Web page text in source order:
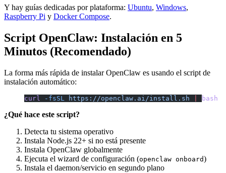
Y hay guías dedicadas por plataforma: Ubuntu, Windows,
Raspberry Pi y Docker Compose.
Script OpenClaw: Instalación en 5
Minutos (Recomendado)
La forma más rápida de instalar OpenClaw es usando el script de
instalación automático:
curl -fsSL https://openclaw.ai/install.sh bash
¿Qué hace este script?
Detecta tu sistema operativo
Instala Node.js 22+ si no está presente
Instala OpenClaw globalmente
Ejecuta el wizard de configuración (openclaw onboard)
Instala el daemon/servicio en segundo plano